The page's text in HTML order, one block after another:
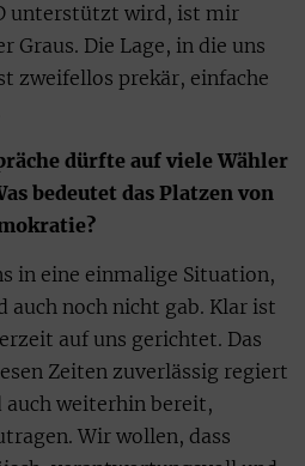
unterstützt wird, ist mir
Graus. Die Lage, in die uns
zweifellos prekär, einfache
dürfte auf viele Wähler
bedeutet das Platzen von
in eine einmalige Situation,
auch noch nicht gab. Klar ist
auf uns gerichtet. Das
Zeiten zuverlässig regiert
auch weiterhin bereit,
Wir wollen, dass